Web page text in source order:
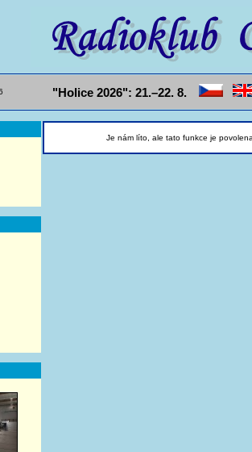
"Holice 2026": 21.–22. 8.
Je nám líto, ale tato funkce je